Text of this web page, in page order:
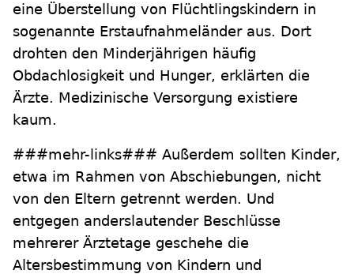
eine Überstellung von Flüchtlingskindern in
sogenannte Erstaufnahmeländer aus. Dort
drohten den Minderjährigen häufig
Obdachlosigkeit und Hunger, erklärten die
Ärzte. Medizinische Versorgung existiere
kaum.
###mehr-links### Außerdem sollten Kinder,
etwa im Rahmen von Abschiebungen, nicht
von den Eltern getrennt werden. Und
entgegen anderslautender Beschlüsse
mehrerer Ärztetage geschehe die
Altersbestimmung von Kindern und